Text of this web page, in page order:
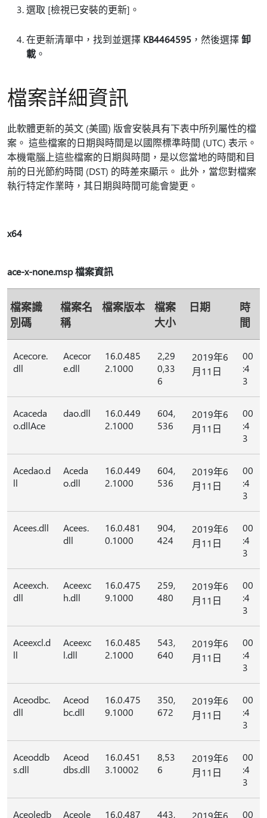
選取 [檢視已安裝的更新]。
在更新清單中，找到並選擇 KB4464595 ，然後選擇卸
載 。
檔案詳細資訊
此軟體更新的英文 (美國) 版會安裝具有下表中所列屬性的檔
案。 這些檔案的日期與時間是以國際標準時間 (UTC) 表示。
本機電腦上這些檔案的日期與時間，是以您當地的時間和目
前的日光節約時間 (DST) 的時差來顯示。 此外，當您對檔案
執行特定作業時，其日期與時間可能會變更。
x64
ace-x-none.msp 檔案資訊
檔案識
別碼
檔案名
稱
檔案版本
檔案
大小
日期
時
間
Acecore.
dll
Acecor
e.dll
16.0.485
2.1000
2,29
0,33
6
2019年6
月11日
00
:4
3
Acaceda
o.dllAce
dao.dll
16.0.449
2.1000
604,
536
2019年6
月11日
00
:4
3
Acedao.d
ll
Aceda
o.dll
16.0.449
2.1000
604,
536
2019年6
月11日
00
:4
3
Acees.dll
Acees.
dll
16.0.481
0.1000
904,
424
2019年6
月11日
00
:4
3
Aceexch.
dll
Aceexc
h.dll
16.0.475
9.1000
259,
480
2019年6
月11日
00
:4
3
Aceexcl.d
ll
Aceexc
l.dll
16.0.485
2.1000
543,
640
2019年6
月11日
00
:4
3
Aceodbc.
dll
Aceod
bc.dll
16.0.475
9.1000
350,
672
2019年6
月11日
00
:4
3
Aceoddb
s.dll
Aceod
dbs.dll
16.0.451
3.10002
8,53
6
2019年6
月11日
00
:4
3
Aceoledb Aceole 16.0.487 443, 2019年6 00